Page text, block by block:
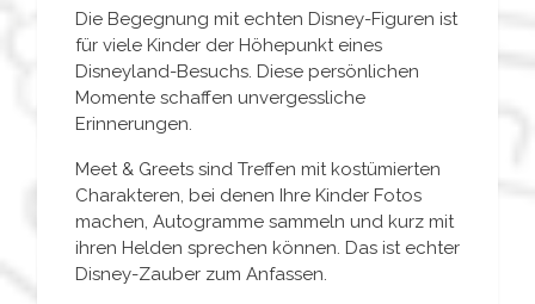
Die Begegnung mit echten Disney-Figuren ist
für viele Kinder der Höhepunkt eines
Disneyland-Besuchs. Diese persönlichen
Momente schaffen unvergessliche
Erinnerungen.
Meet & Greets sind Treffen mit kostümierten
Charakteren, bei denen Ihre Kinder Fotos
machen, Autogramme sammeln und kurz mit
ihren Helden sprechen können. Das ist echter
Disney-Zauber zum Anfassen.